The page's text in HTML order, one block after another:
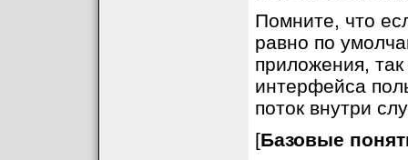
Помните, что
равно по
приложения,
интерфейса
поток внутри
[Базовые